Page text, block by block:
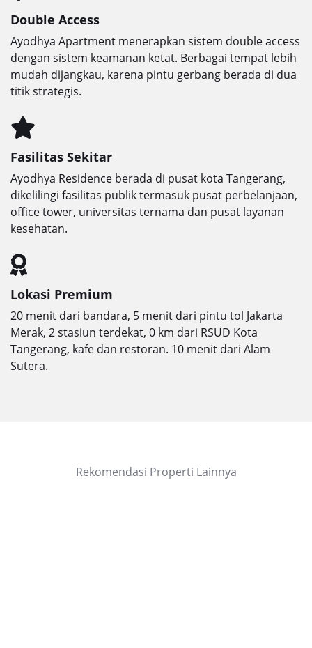
Double Access
Ayodhya Apartment menerapkan sistem double access
dengan sistem keamanan ketat. Berbagai tempat lebih
mudah dijangkau, karena pintu gerbang berada di dua
titik strategis.
Fasilitas Sekitar
Ayodhya Residence berada di pusat kota Tangerang,
dikelilingi fasilitas publik termasuk pusat perbelanjaan,
office tower, universitas ternama dan pusat layanan
kesehatan.
Lokasi Premium
20 menit dari bandara, 5 menit dari pintu tol Jakarta
Merak, 2 stasiun terdekat, 0 km dari RSUD Kota
Tangerang, kafe dan restoran. 10 menit dari Alam
Sutera.
Rekomendasi Properti Lainnya